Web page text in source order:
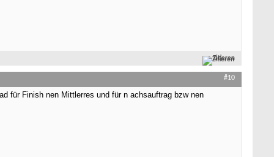
Zitieren
#10
für Finish nen Mittlerres und für n achsauftrag bzw nen